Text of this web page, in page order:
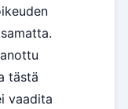
tästä
vaadita